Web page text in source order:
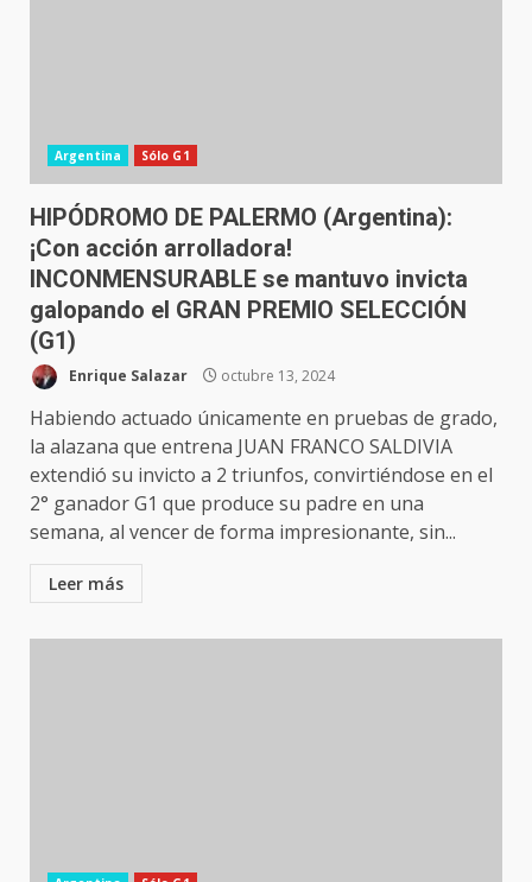
Argentina Sólo G1
HIPÓDROMO DE PALERMO (Argentina):
¡Con acción arrolladora!
INCONMENSURABLE se mantuvo invicta
galopando el GRAN PREMIO SELECCIÓN
(G1)
Enrique Salazar octubre 13, 2024
Habiendo actuado únicamente en pruebas de grado,
la alazana que entrena JUAN FRANCO SALDIVIA
extendió su invicto a 2 triunfos, convirtiéndose en el
2° ganador G1 que produce su padre en una
semana, al vencer de forma impresionante, sin...
Leer más